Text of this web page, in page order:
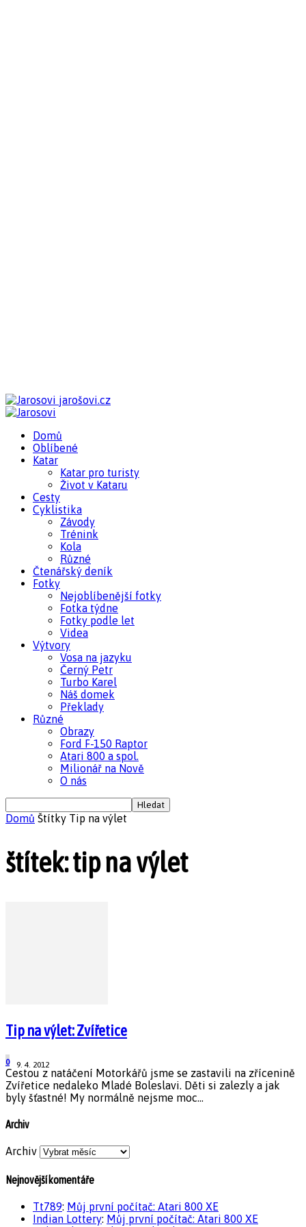
jarošovi.cz
Domů
Oblíbené
Katar
Katar pro turisty
Život v Kataru
Cesty
Cyklistika
Závody
Trénink
Kola
Různé
Čtenářský deník
Fotky
Nejoblíbenější fotky
Fotka týdne
Fotky podle let
Videa
Výtvory
Vosa na jazyku
Černý Petr
Turbo Karel
Náš domek
Překlady
Různé
Obrazy
Ford F-150 Raptor
Atari 800 a spol.
Milionář na Nově
O nás
Domů Štítky Tip na výlet
štítek: tip na výlet
Tip na výlet: Zvířetice
9. 4. 2012
0
Cestou z natáčení Motorkářů jsme se zastavili na zřícenině
Zvířetice nedaleko Mladé Boleslavi. Děti si zalezly a jak
byly šťastné! My normálně nejsme moc...
Archiv
Archiv
Nejnovější komentáře
Tt789: Můj první počítač: Atari 800 XE
Indian Lottery: Můj první počítač: Atari 800 XE